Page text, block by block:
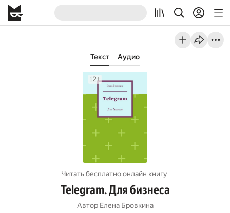
Текст Аудио
Читать бесплатно онлайн книгу
Telegram. Для бизнеса
Автор Елена Бровкина